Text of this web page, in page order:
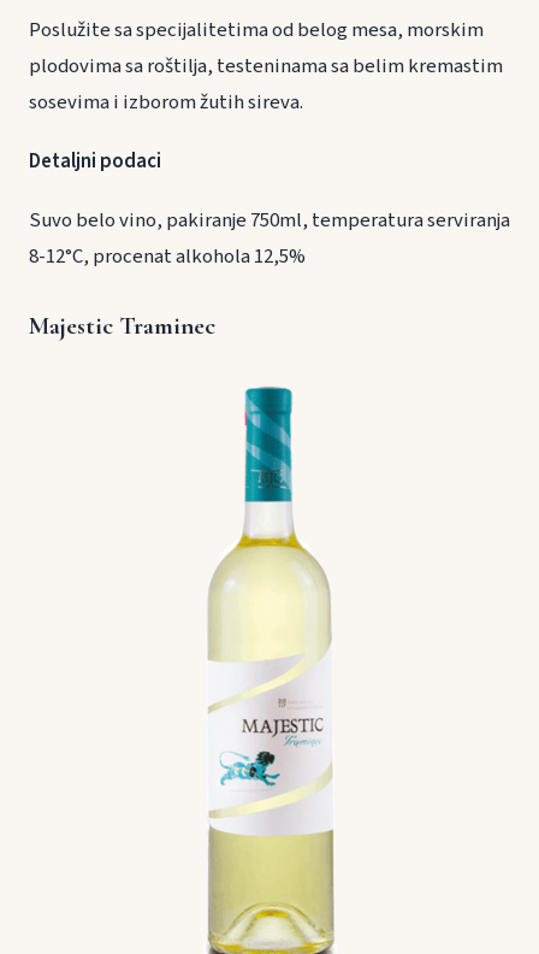
Poslužite sa specijalitetima od belog mesa, morskim
plodovima sa roštilja, testeninama sa belim kremastim
sosevima i izborom žutih sireva.
Detaljni podaci
Suvo belo vino, pakiranje 750ml, temperatura serviranja
8-12°C, procenat alkohola 12,5%
Majestic Traminec